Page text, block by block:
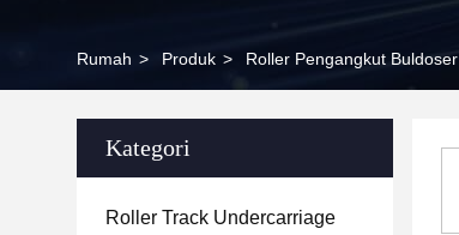
Rumah > Produk > Roller Pengangkut Buldoser
Kategori
Roller Track Undercarriage